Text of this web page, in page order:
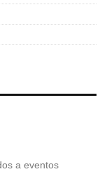
a eventos